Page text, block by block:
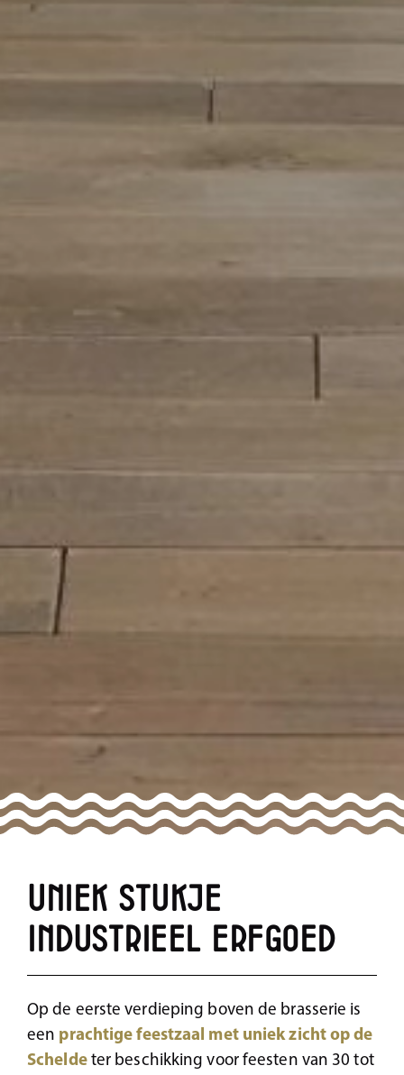
Uniek stukje
industrieel erfgoed
Op de eerste verdieping boven de brasserie is
een prachtige feestzaal met uniek zicht op de
Scheldeter beschikking voor feesten van 30 tot